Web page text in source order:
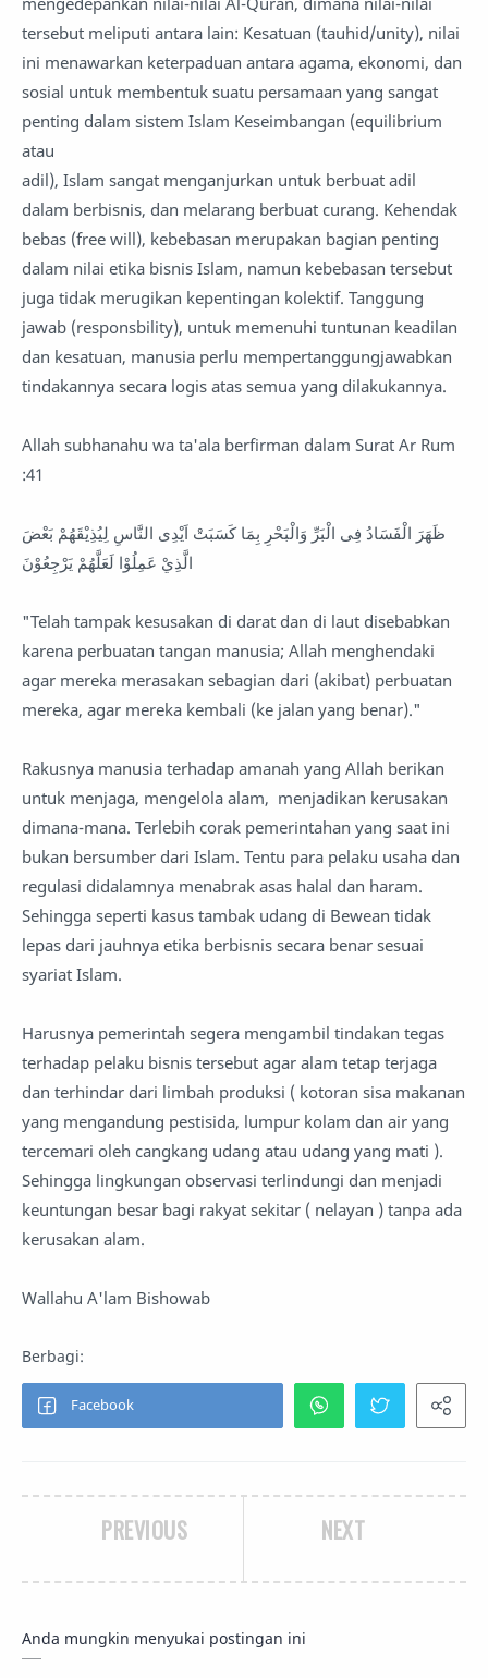
tersebut meliputi antara lain: Kesatuan (tauhid/unity), nilai
ini menawarkan keterpaduan antara agama, ekonomi, dan
sosial untuk membentuk suatu persamaan yang sangat
penting dalam sistem Islam Keseimbangan (equilibrium
atau
adil), Islam sangat menganjurkan untuk berbuat adil
dalam berbisnis, dan melarang berbuat curang. Kehendak
bebas (free will), kebebasan merupakan bagian penting
dalam nilai etika bisnis Islam, namun kebebasan tersebut
juga tidak merugikan kepentingan kolektif. Tanggung
jawab (responsbility), untuk memenuhi tuntunan keadilan
dan kesatuan, manusia perlu mempertanggungjawabkan
tindakannya secara logis atas semua yang dilakukannya.
Allah subhanahu wa ta'ala berfirman dalam Surat Ar Rum
:41
ظَهَرَ الْفَسَادُ فِى الْبَرِّ وَالْبَحْرِ بِمَا كَسَبَتْ اَيْدِى النَّاسِ لِيُذِيْقَهُمْ بَعْضَ
"Telah tampak kesusakan di darat dan di laut disebabkan
karena perbuatan tangan manusia; Allah menghendaki
agar mereka merasakan sebagian dari (akibat) perbuatan
mereka, agar mereka kembali (ke jalan yang benar)."
Rakusnya manusia terhadap amanah yang Allah berikan
untuk menjaga, mengelola alam, menjadikan kerusakan
dimana-mana. Terlebih corak pemerintahan yang saat ini
bukan bersumber dari Islam. Tentu para pelaku usaha dan
regulasi didalamnya menabrak asas halal dan haram.
Sehingga seperti kasus tambak udang di Bewean tidak
lepas dari jauhnya etika berbisnis secara benar sesuai
syariat Islam.
Harusnya pemerintah segera mengambil tindakan tegas
terhadap pelaku bisnis tersebut agar alam tetap terjaga
dan terhindar dari limbah produksi ( kotoran sisa makanan
yang mengandung pestisida, lumpur kolam dan air yang
tercemari oleh cangkang udang atau udang yang mati ).
Sehingga lingkungan observasi terlindungi dan menjadi
keuntungan besar bagi rakyat sekitar ( nelayan ) tanpa ada
kerusakan alam.
Wallahu A'lam Bishowab
NEXT
PREVIOUS
Anda mungkin menyukai postingan ini